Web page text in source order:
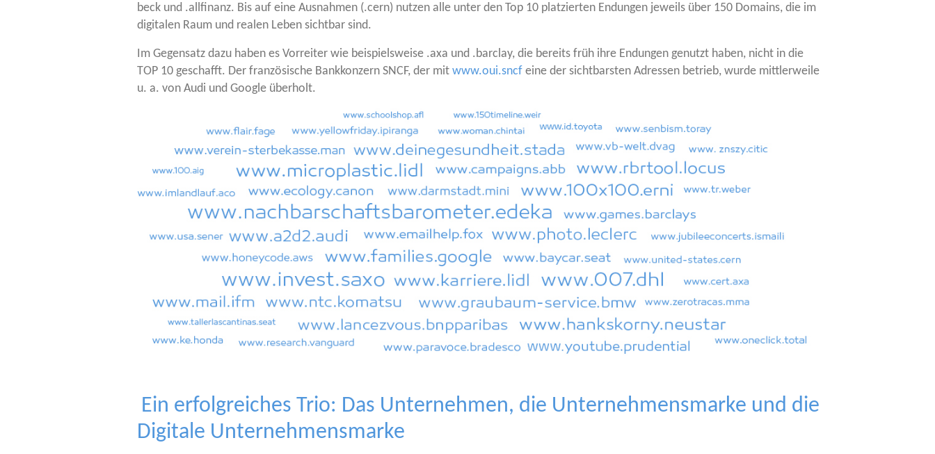
beck und .all­fi­nanz. Bis auf eine Aus­nah­men (.cern) nut­zen alle unter den Top 10 plat­zier­ten Endun­gen jeweils über 150 Domains, die im
digi­ta­len Raum und rea­len Leben sicht­bar sind.
Im Gegen­satz dazu haben es Vor­rei­ter wie bei­spiels­wei­se .axa und .bar­clay, die bereits früh ihre Endun­gen genutzt haben, nicht in die
TOP 10 geschafft. Der fran­zö­si­sche Bank­kon­zern SNCF, der mit www.oui.sncf eine der sicht­bars­ten Adres­sen betrieb, wur­de mitt­ler­wei­le
u. a. von Audi und Goog­le überholt.
Ein erfolgreiches Trio: Das Unternehmen, die Unternehmensmarke und die
Digitale Unternehmensmarke